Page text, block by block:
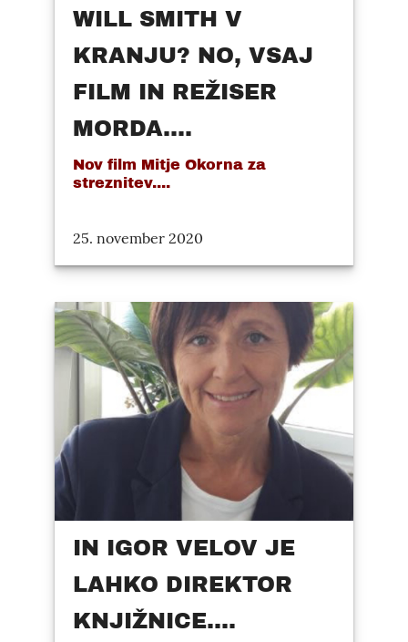
WILL SMITH V
KRANJU? NO, VSAJ
FILM IN REŽISER
MORDA....
Nov film Mitje Okorna za
streznitev....
25. november 2020
IN IGOR VELOV JE
LAHKO DIREKTOR
KNJIŽNICE....